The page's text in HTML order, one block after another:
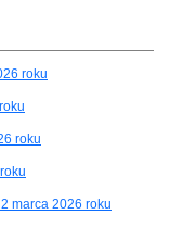
roku
roku
marca 2026 roku